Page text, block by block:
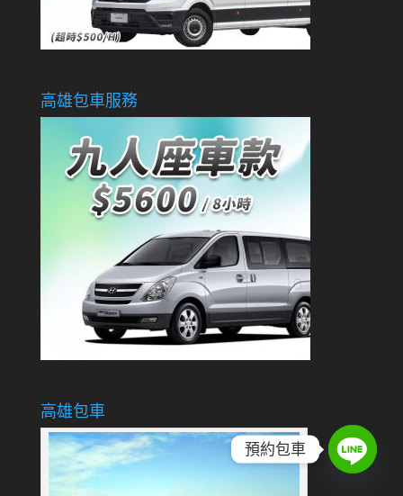
高雄包車服務
高雄包車
預約包車